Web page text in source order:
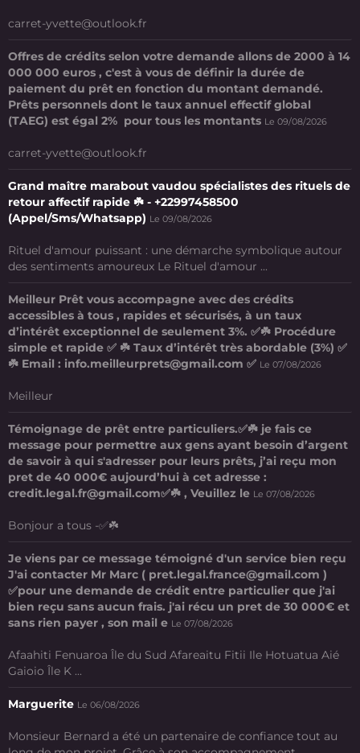
carret-yvette@outlook.fr
Offres de crédits selon votre demande allons de 2000 à 14
000 000 euros , c'est à vous de définir la durée de
paiement du prêt en fonction du montant demandé.
Prêts personnels dont le taux annuel effectif global
(TAEG) est égal 2% pour tous les montants Le 09/08/2026
carret-yvette@outlook.fr
Grand maître marabout vaudou spécialistes des rituels de
retour affectif rapide ☘️ - +22997458500
(Appel/Sms/Whatsapp) Le 09/08/2026
Rituel d'amour puissant : une démarche symbolique autour
des sentiments amoureux Le Rituel d'amour ...
Meilleur Prêt vous accompagne avec des crédits
accessibles à tous , rapides et sécurisés, à un taux
d’intérêt exceptionnel de seulement 3%. ✅☘️ Procédure
simple et rapide ✅ ☘️ Taux d’intérêt très abordable (3%) ✅
☘️ Email : info.meilleurprets@gmail.com ✅ Le 07/08/2026
Meilleur
Témoignage de prêt entre particuliers.✅☘️ je fais ce
message pour permettre aux gens ayant besoin d’argent
de savoir à qui s'adresser pour leurs prêts, j’ai reçu mon
pret de 40 000€ aujourd’hui à cet adresse :
credit.legal.fr@gmail.com✅☘️ , Veuillez le Le 07/08/2026
Bonjour a tous -✅☘️
Je viens par ce message témoigné d'un service bien reçu
J'ai contacter Mr Marc ( pret.legal.france@gmail.com )
✅pour une demande de crédit entre particulier que j'ai
bien reçu sans aucun frais. j'ai récu un pret de 30 000€ et
sans rien payer , son mail e Le 07/08/2026
Afaahiti Fenuaroa Île du Sud Afareaitu Fitii Ile Hotuatua Aié
Gaioio Île K ...
Marguerite Le 06/08/2026
Monsieur Bernard a été un partenaire de confiance tout au